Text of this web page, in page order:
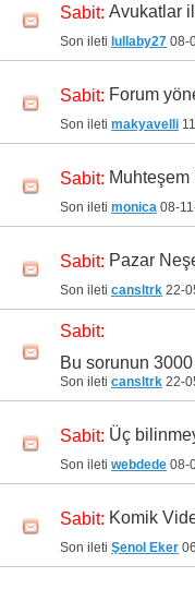
Sabit: Avukatlar
Son ileti lullaby27 08-
Sabit: Forum
Son ileti makyavelli
Sabit:
Son ileti monica 08-
Sabit: Pazar
Son ileti cansltrk 22-
Sabit:
Bu sorunun 3000
Son ileti cansltrk 22-
Sabit: Üç
Son ileti webdede 08-
Sabit: Komik
Son ileti Şenol Eker